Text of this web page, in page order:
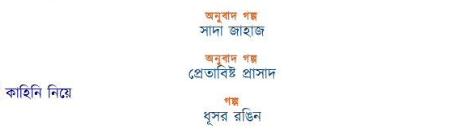
নিয়ে
অনুবাদ গল্প
সাদা জাহাজ
অনুবাদ গল্প
প্রেতাবিষ্ট প্রাসাদ
গল্প
ধূসর রঙিন